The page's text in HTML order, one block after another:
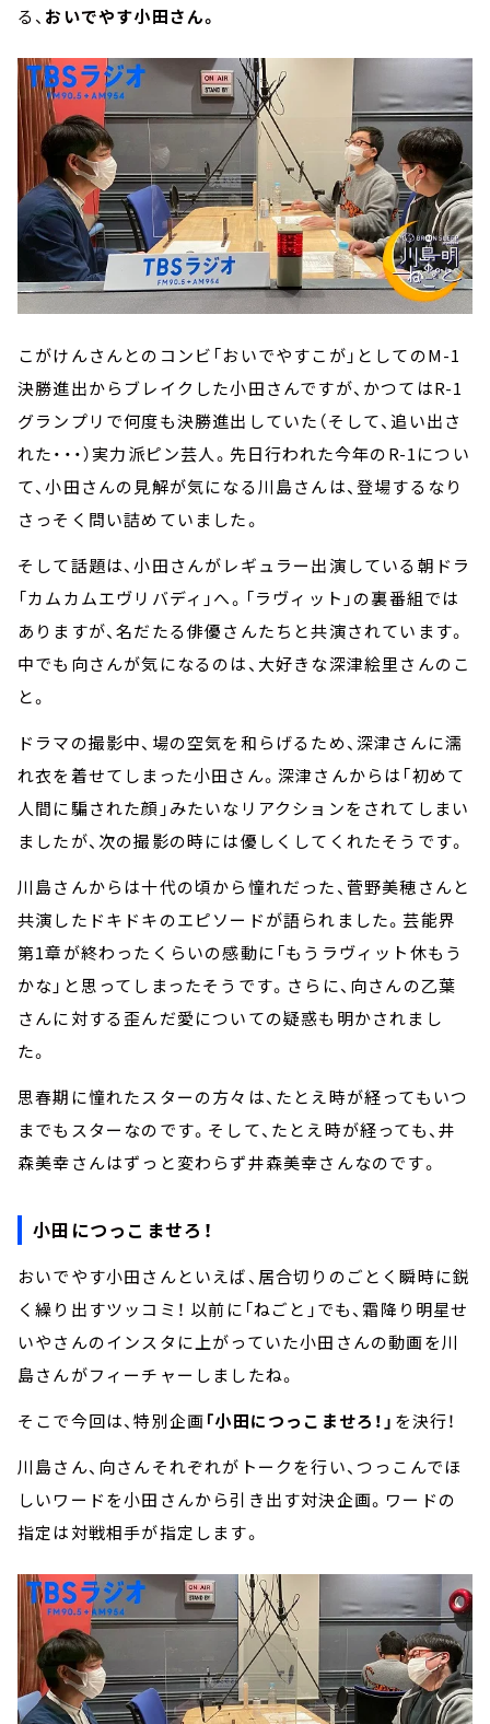
る、 おいでやす小田さん。
こがけんさんとのコンビ「おいでやすこが」としてのM-1
決勝進出からブレイクした小田さんですが、かつてはR-1
グランプリで何度も決勝進出していた（そして、追い出さ
れた・・・）実力派ピン芸人。先日行われた今年のR-1につい
て、小田さんの見解が気になる川島さんは、登場するなり
さっそく問い詰めていました。
そして話題は、小田さんがレギュラー出演している朝ドラ
「カムカムエヴリバディ」へ。「ラヴィット」の裏番組では
ありますが、名だたる俳優さんたちと共演されています。
中でも向さんが気になるのは、大好きな深津絵里さんのこ
と。
ドラマの撮影中、場の空気を和らげるため、深津さんに濡
れ衣を着せてしまった小田さん。深津さんからは「初めて
人間に騙された顔」みたいなリアクションをされてしまい
ましたが、次の撮影の時には優しくしてくれたそうです。
川島さんからは十代の頃から憧れだった、菅野美穂さんと
共演したドキドキのエピソードが語られました。芸能界
第1章が終わったくらいの感動に「もうラヴィット休もう
かな」と思ってしまったそうです。さらに、向さんの乙葉
さんに対する歪んだ愛についての疑惑も明かされまし
た。
思春期に憧れたスターの方々は、たとえ時が経ってもいつ
までもスターなのです。そして、たとえ時が経っても、井
森美幸さんはずっと変わらず井森美幸さんなのです。
小田につっこませろ！
おいでやす小田さんといえば、居合切りのごとく瞬時に鋭
く繰り出すツッコミ！ 以前に「ねごと」でも、霜降り明星せ
いやさんのインスタに上がっていた小田さんの動画を川
島さんがフィーチャーしましたね。
そこで今回は、特別企画「小田につっこませろ！」 を決行！
川島さん、向さんそれぞれがトークを行い、つっこんでほ
しいワードを小田さんから引き出す対決企画。ワードの
指定は対戦相手が指定します。